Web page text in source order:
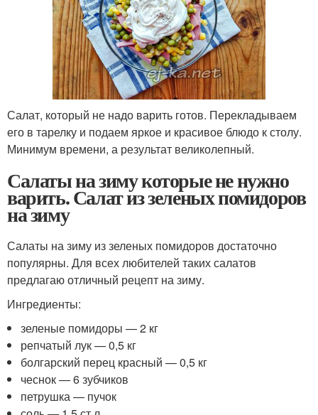
Салат, который не надо варить готов. Перекладываем
его в тарелку и подаем яркое и красивое блюдо к столу.
Минимум времени, а результат великолепный.
Салаты на зиму которые не нужно
варить. Салат из зеленых помидоров
на зиму
Салаты на зиму из зеленых помидоров достаточно
популярны. Для всех любителей таких салатов
предлагаю отличный рецепт на зиму.
Ингредиенты:
зеленые помидоры — 2 кг
репчатый лук — 0,5 кг
болгарский перец красный — 0,5 кг
чеснок — 6 зубчиков
петрушка — пучок